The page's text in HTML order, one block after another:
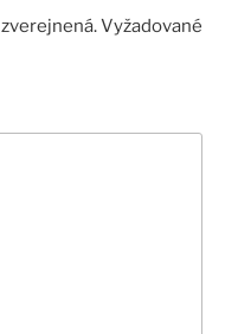
Vyžadované